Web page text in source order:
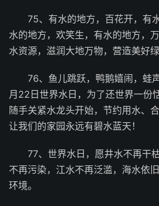
75、有水的地方，百花开，有
水的地方，欢笑生，有水的地方，
水资源，滋润大地万物，营造美好绿
76、鱼儿跳跃，鸭鹅嬉闹，蛙
月22日世界水日，为了还世界一份
随手关紧水龙头开始，节约用水、
让我们的家园永远有碧水蓝天！
77、世界水日，愿井水不再干
不再污染，江水不再泛滥，海水依
环境。